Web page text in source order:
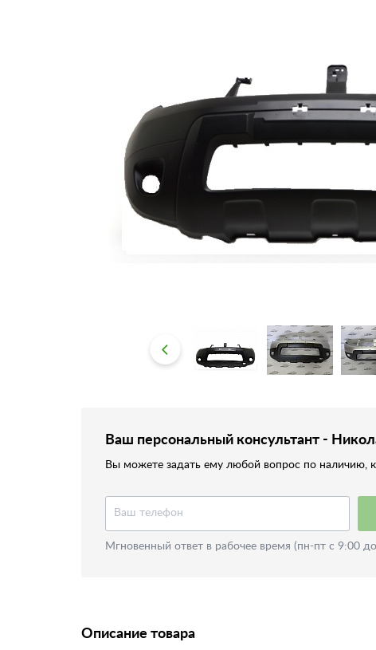
Ваш персональный консультант -
Вы можете задать ему любой вопрос по наличию,
Мгновенный ответ в рабочее время (пн-пт с 9:00
Описание товара